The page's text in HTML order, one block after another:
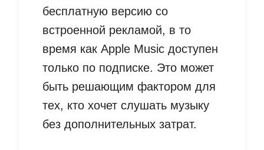
бесплатную версию со
встроенной рекламой, в то
время как Apple Music доступен
только по подписке. Это может
быть решающим фактором для
тех, кто хочет слушать музыку
без дополнительных затрат.